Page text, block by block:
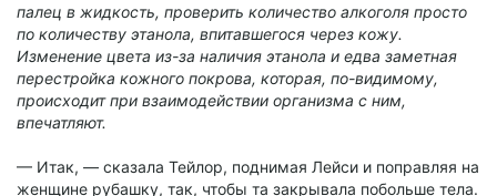
палец в жидкость, проверить количество алкоголя просто
по количеству этанола, впитавшегося через кожу.
Изменение цвета из-за наличия этанола и едва заметная
перестройка кожного покрова, которая, по-видимому,
происходит при взаимодействии организма с ним,
впечатляют.
— Итак, — сказала Тейлор, поднимая Лейси и поправляя на
женщине рубашку, так, чтобы та закрывала побольше тела.